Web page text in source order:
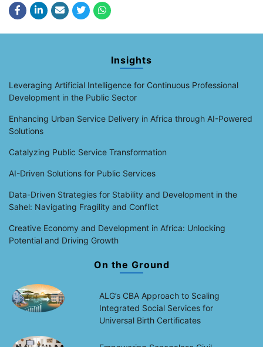
Insights
Leveraging Artificial Intelligence for Continuous Professional
Development in the Public Sector
Enhancing Urban Service Delivery in Africa through AI-Powered
Solutions
Catalyzing Public Service Transformation
AI-Driven Solutions for Public Services
Data-Driven Strategies for Stability and Development in the
Sahel: Navigating Fragility and Conflict
Creative Economy and Development in Africa: Unlocking
Potential and Driving Growth
On the Ground
ALG’s CBA Approach to Scaling
Integrated Social Services for
Universal Birth Certificates